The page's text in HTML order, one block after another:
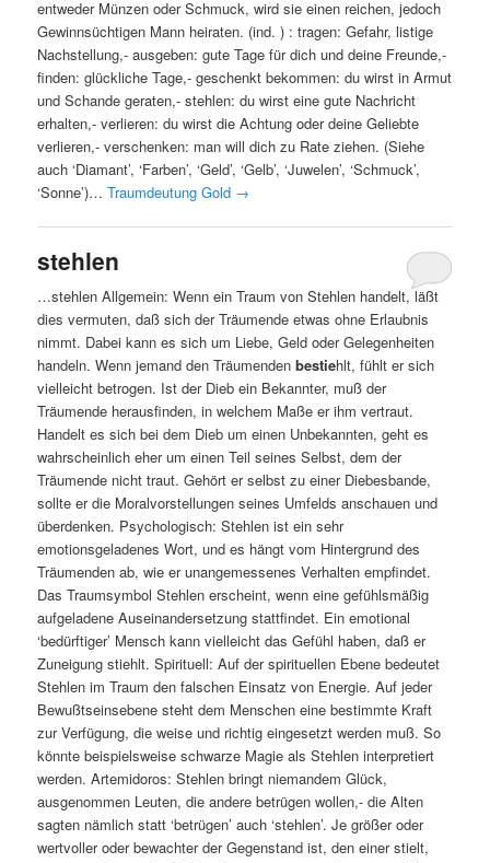
entweder Münzen oder Schmuck, wird sie einen reichen, jedoch
Gewinnsüchtigen Mann heiraten. (ind. ) : tragen: Gefahr, listige
Nachstellung,- ausgeben: gute Tage für dich und deine Freunde,-
finden: glückliche Tage,- geschenkt bekommen: du wirst in Armut
und Schande geraten,- stehlen: du wirst eine gute Nachricht
erhalten,- verlieren: du wirst die Achtung oder deine Geliebte
verlieren,- verschenken: man will dich zu Rate ziehen. (Siehe
auch ‘Diamant’, ‘Farben’, ‘Geld’, ‘Gelb’, ‘Juwelen’, ‘Schmuck’,
‘Sonne’)…Traumdeutung Gold →
stehlen
…stehlen Allgemein: Wenn ein Traum von Stehlen handelt, läßt
dies vermuten, daß sich der Träumende etwas ohne Erlaubnis
nimmt. Dabei kann es sich um Liebe, Geld oder Gelegenheiten
handeln. Wenn jemand den Träumendenbestiehlt, fühlt er sich
vielleicht betrogen. Ist der Dieb ein Bekannter, muß der
Träumende herausfinden, in welchem Maße er ihm vertraut.
Handelt es sich bei dem Dieb um einen Unbekannten, geht es
wahrscheinlich eher um einen Teil seines Selbst, dem der
Träumende nicht traut. Gehört er selbst zu einer Diebesbande,
sollte er die Moralvorstellungen seines Umfelds anschauen und
überdenken. Psychologisch: Stehlen ist ein sehr
emotionsgeladenes Wort, und es hängt vom Hintergrund des
Träumenden ab, wie er unangemessenes Verhalten empfindet.
Das Traumsymbol Stehlen erscheint, wenn eine gefühlsmäßig
aufgeladene Auseinandersetzung stattfindet. Ein emotional
‘bedürftiger’ Mensch kann vielleicht das Gefühl haben, daß er
Zuneigung stiehlt. Spirituell: Auf der spirituellen Ebene bedeutet
Stehlen im Traum den falschen Einsatz von Energie. Auf jeder
Bewußtseinsebene steht dem Menschen eine bestimmte Kraft
zur Verfügung, die weise und richtig eingesetzt werden muß. So
könnte beispielsweise schwarze Magie als Stehlen interpretiert
werden. Artemidoros: Stehlen bringt niemandem Glück,
ausgenommen Leuten, die andere betrügen wollen,- die Alten
sagten nämlich statt ‘betrügen’ auch ‘stehlen’. Je größer oder
wertvoller oder bewachter der Gegenstand ist, den einer stielt,